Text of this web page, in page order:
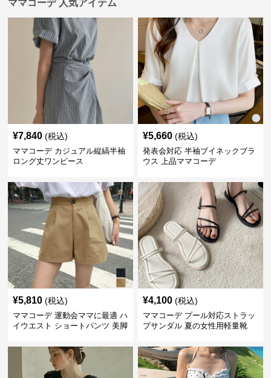
ママコーデ 人気アイテム
¥7,840 (税込)
ママコーデ カジュアル縦縞半袖
ロング丈ワンピース
¥5,660 (税込)
発表会対応 半袖ブイネックブラ
ウス 上品ママコーデ
¥5,810 (税込)
ママコーデ 運動会ママに最適 ハ
イウエスト ショートパンツ 美脚
¥4,100 (税込)
ママコーデ プール対応ストラッ
プサンダル 夏の女性用軽量靴